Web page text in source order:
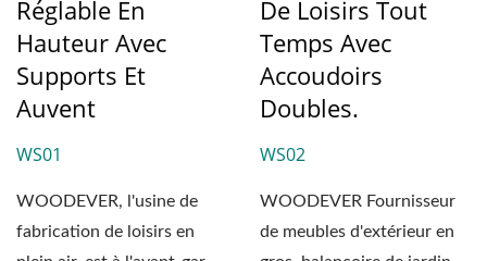
Réglable En
Hauteur Avec
Supports Et
Auvent
WS01
WOODEVER, l'usine de
fabrication de loisirs en
De Loisirs Tout
Temps Avec
Accoudoirs
Doubles.
WS02
WOODEVER Fournisseur
de meubles d'extérieur en